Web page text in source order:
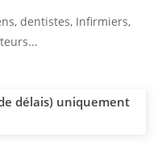
dentistes, Infirmiers,
délais) uniquement